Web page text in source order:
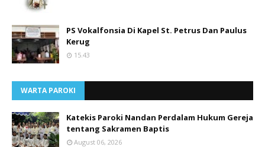
PS Vokalfonsia Di Kapel St. Petrus Dan Paulus
Kerug
15.43
WARTA PAROKI
Katekis Paroki Nandan Perdalam Hukum Gereja
tentang Sakramen Baptis
August 06, 2026